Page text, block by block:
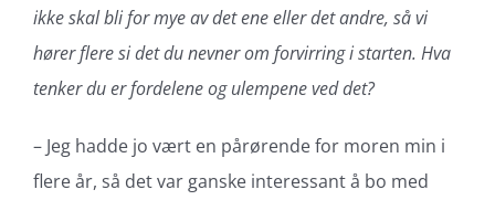
ikke skal bli for mye av det ene eller det andre, så vi
hører flere si det du nevner om forvirring i starten. Hva
tenker du er fordelene og ulempene ved det?
– Jeg hadde jo vært en pårørende for moren min i
flere år, så det var ganske interessant å bo med